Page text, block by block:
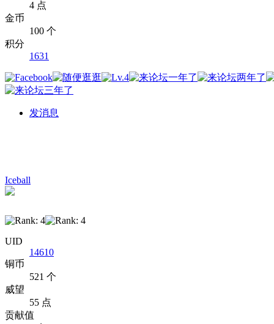
4 点
金币
100 个
积分
1631
发消息
Iceball
UID
14610
铜币
521 个
威望
55 点
贡献值